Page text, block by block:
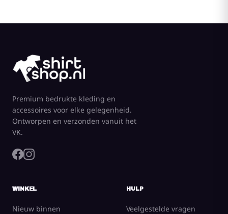
Premium bedrukte kleding en
accessoires voor elke gelegenheid.
Ontworpen en verzonden vanuit het
VK.
WINKEL
Nieuw binnen
HULP
Veelgestelde vragen